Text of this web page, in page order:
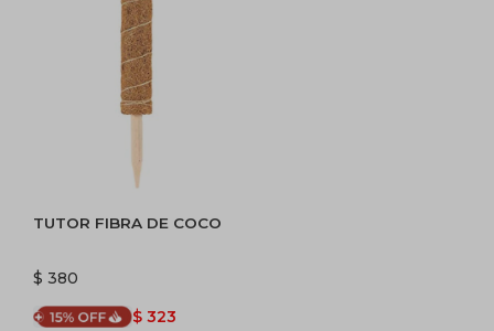
TUTOR FIBRA DE COCO
$ 380
$ 323